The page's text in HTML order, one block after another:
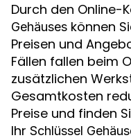
Durch den Online-
Gehäuses können
Preisen und
Fällen fallen beim
zusätzlichen
Gesamtkosten
Preise und finden
Ihr Schlüssel